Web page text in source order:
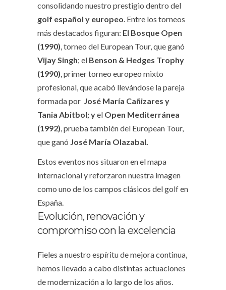
consolidando nuestro prestigio dentro del
golf español y europeo. Entre los torneos
más destacados figuran: El Bosque Open
(1990), torneo del European Tour, que ganó
Vijay Singh; el Benson & Hedges Trophy
(1990), primer torneo europeo mixto
profesional, que acabó llevándose la pareja
formada por José María Cañizares y
Tania Abitbol; yel Open Mediterránea
(1992), prueba también del European Tour,
que ganó José María Olazabal.
Estos eventos nos situaron en el mapa
internacional y reforzaron nuestra imagen
como uno de los campos clásicos del golf en
España.
Evolución, renovación y
compromiso con la excelencia
Fieles a nuestro espíritu de mejora continua,
hemos llevado a cabo distintas actuaciones
de modernización a lo largo de los años.